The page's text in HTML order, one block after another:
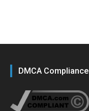
DMCA Compliance